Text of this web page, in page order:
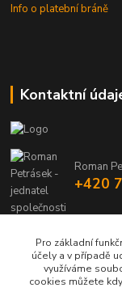
Info o platební bráně
Kontaktní
Roman
+420
Pro základní
účely a v případě
využíváme
cookies můžete